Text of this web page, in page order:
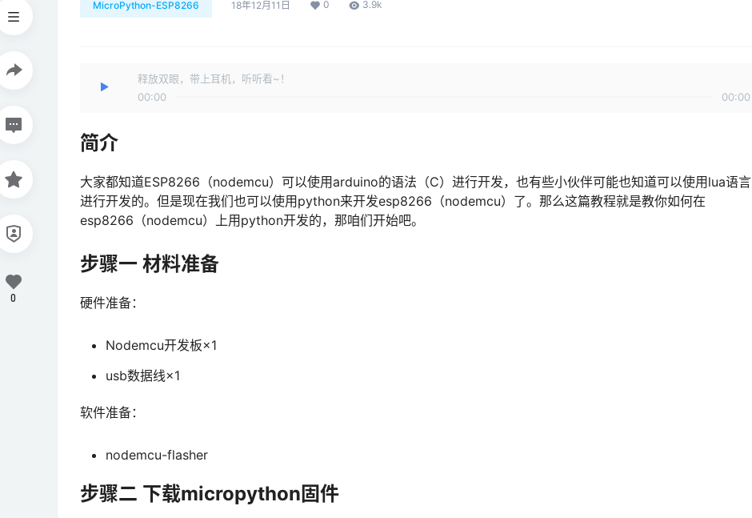
MicroPython-ESP8266 18年12月11日 0 3.9k
释放双眼，带上耳机，听听看~！
00:00
00:00
简介
大家都知道ESP8266（nodemcu）可以使用arduino的语法（C）进行开发，也有些小伙伴可能也知道可以使用lua语言
进行开发的。但是现在我们也可以使用python来开发esp8266（nodemcu）了。那么这篇教程就是教你如何在
esp8266（nodemcu）上用python开发的，那咱们开始吧。
步骤一 材料准备
硬件准备：
Nodemcu开发板×1
usb数据线×1
软件准备：
nodemcu-flasher
步骤二 下载micropython固件
0